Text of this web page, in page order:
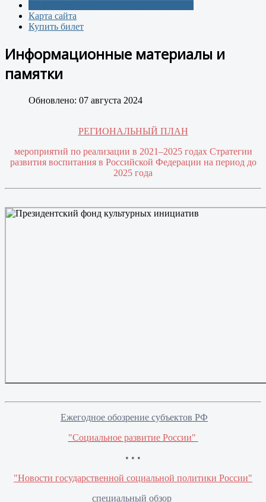
Карта сайта
Купить билет
Информационные материалы и
памятки
Обновлено: 07 августа 2024
РЕГИОНАЛЬНЫЙ ПЛАН
мероприятий по реализации в 2021–2025 годах Стратегии
развития воспитания в Российской Федерации на период до
2025 года
Ежегодное обозрение субъектов РФ
"Социальное развитие России"
• • •
"Новости государственной социальной политики России"
специальный обзор